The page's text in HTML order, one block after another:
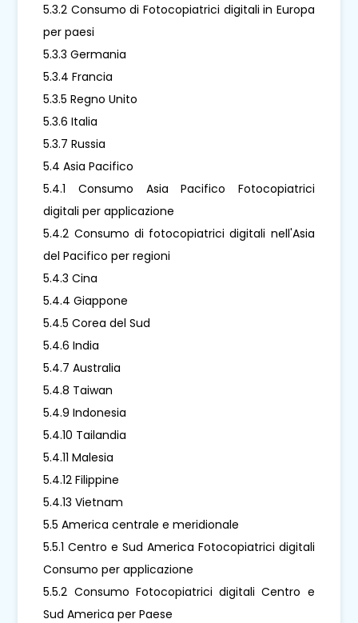
5.3.2 Consumo di Fotocopiatrici digitali in Europa
per paesi
5.3.3 Germania
5.3.4 Francia
5.3.5 Regno Unito
5.3.6 Italia
5.3.7 Russia
5.4 Asia Pacifico
5.4.1 Consumo Asia Pacifico Fotocopiatrici
digitali per applicazione
5.4.2 Consumo di fotocopiatrici digitali nell'Asia
del Pacifico per regioni
5.4.3 Cina
5.4.4 Giappone
5.4.5 Corea del Sud
5.4.6 India
5.4.7 Australia
5.4.8 Taiwan
5.4.9 Indonesia
5.4.10 Tailandia
5.4.11 Malesia
5.4.12 Filippine
5.4.13 Vietnam
5.5 America centrale e meridionale
5.5.1 Centro e Sud America Fotocopiatrici digitali
Consumo per applicazione
5.5.2 Consumo Fotocopiatrici digitali Centro e
Sud America per Paese